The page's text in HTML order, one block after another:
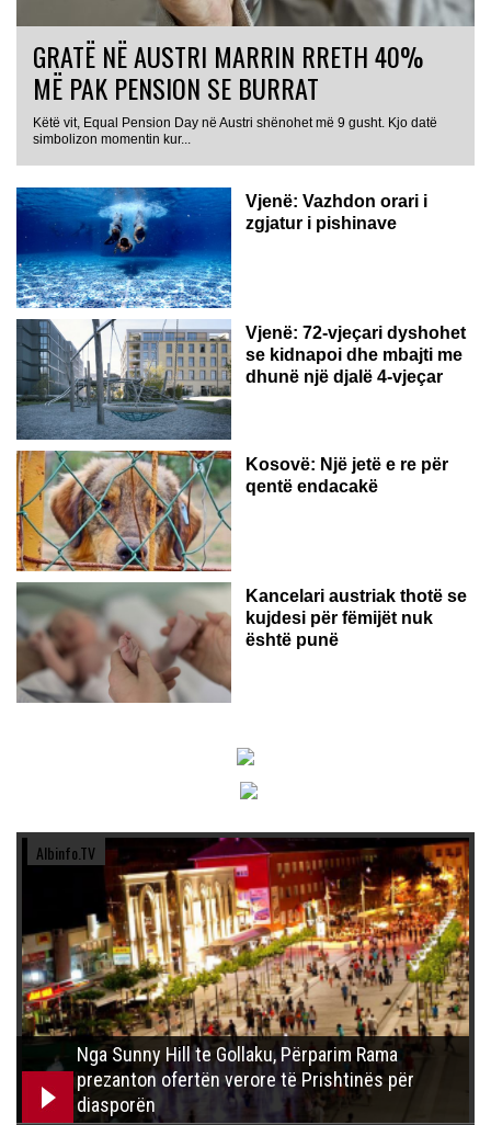
GRATË NË AUSTRI MARRIN RRETH 40%
MË PAK PENSION SE BURRAT
Këtë vit, Equal Pension Day në Austri shënohet më 9 gusht. Kjo datë
simbolizon momentin kur...
Vjenë: Vazhdon orari i
zgjatur i pishinave
Vjenë: 72-vjeçari dyshohet
se kidnapoi dhe mbajti me
dhunë një djalë 4-vjeçar
Kosovë: Një jetë e re për
qentë endacakë
Kancelari austriak thotë se
kujdesi për fëmijët nuk
është punë
Albinfo.TV
Nga Sunny Hill te Gollaku, Përparim Rama
prezanton ofertën verore të Prishtinës për
diasporën